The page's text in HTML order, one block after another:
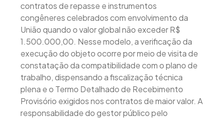
contratos de repasse e instrumentos
congêneres celebrados com envolvimento da
União quando o valor global não exceder R$
1.500.000,00. Nesse modelo, a verificação da
execução do objeto ocorre por meio de visita de
constatação da compatibilidade com o plano de
trabalho, dispensando a fiscalização técnica
plena e o Termo Detalhado de Recebimento
Provisório exigidos nos contratos de maior valor. A
responsabilidade do gestor público pelo